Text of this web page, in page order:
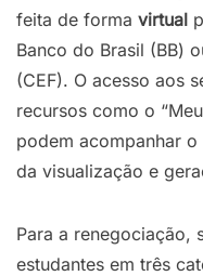
feita de forma virtual
Banco do Brasil (BB)
(CEF). O acesso aos
recursos como o
podem acompanhar
da visualização e
Para a renegociação,
estudantes em três